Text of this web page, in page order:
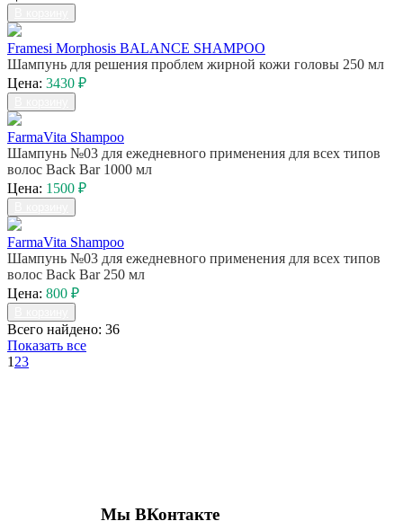
Framesi Morphosis BALANCE SHAMPOO
Шампунь для решения проблем жирной кожи головы 250 мл
Цена: 3430 ₽
FarmaVita Shampoo
Шампунь №03 для ежедневного применения для всех типов
волос Back Bar 1000 мл
Цена: 1500 ₽
FarmaVita Shampoo
Шампунь №03 для ежедневного применения для всех типов
волос Back Bar 250 мл
Цена: 800 ₽
Всего найдено: 36
Показать все
1 23
Мы ВКонтакте